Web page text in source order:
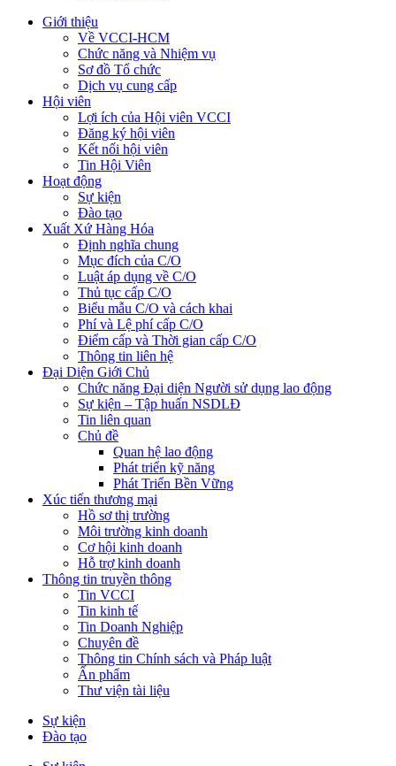
Giới thiệu
Về VCCI-HCM
Chức năng và Nhiệm vụ
Sơ đồ Tổ chức
Dịch vụ cung cấp
Hội viên
Lợi ích của Hội viên VCCI
Đăng ký hội viên
Kết nối hội viên
Tin Hội Viên
Hoạt động
Sự kiện
Đào tạo
Xuất Xứ Hàng Hóa
Định nghĩa chung
Mục đích của C/O
Luật áp dụng về C/O
Thủ tục cấp C/O
Biểu mẫu C/O và cách khai
Phí và Lệ phí cấp C/O
Điểm cấp và Thời gian cấp C/O
Thông tin liên hệ
Đại Diện Giới Chủ
Chức năng Đại diện Người sử dụng lao động
Sự kiện – Tập huấn NSDLĐ
Tin liên quan
Chủ đề
Quan hệ lao động
Phát triển kỹ năng
Phát Triển Bền Vững
Xúc tiến thương mại
Hồ sơ thị trường
Môi trường kinh doanh
Cơ hội kinh doanh
Hỗ trợ kinh doanh
Thông tin truyền thông
Tin VCCI
Tin kinh tế
Tin Doanh Nghiệp
Chuyên đề
Thông tin Chính sách và Pháp luật
Ấn phẩm
Thư viện tài liệu
Sự kiện
Đào tạo